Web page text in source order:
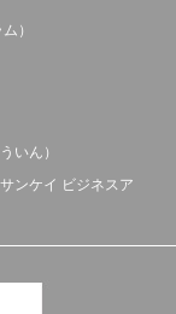
）
いん）
ンケイ ビジネスア